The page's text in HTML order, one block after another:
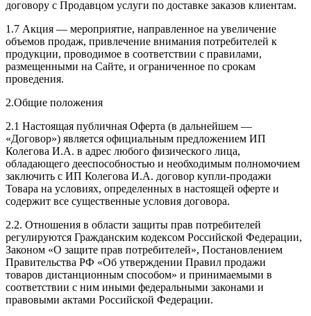
договору с Продавцом услуги по доставке заказов клиентам.
1.7 Акция — мероприятие, направленное на увеличение
объемов продаж, привлечение внимания потребителей к
продукции, проводимое в соответствии с правилами,
размещенными на Сайте, и ограниченное по срокам
проведения.
2.Общие положения
2.1 Настоящая публичная Оферта (в дальнейшем —
«Договор») является официальным предложением ИП
Колегова И.А. в адрес любого физического лица,
обладающего дееспособностью и необходимым полномочием
заключить с ИП Колегова И.А. договор купли-продажи
Товара на условиях, определенных в настоящей оферте и
содержит все существенные условия договора.
2.2. Отношения в области защиты прав потребителей
регулируются Гражданским кодексом Российской Федерации,
Законом «О защите прав потребителей», Постановлением
Правительства РФ «Об утверждении Правил продажи
товаров дистанционным способом» и принимаемыми в
соответствии с ним иными федеральными законами и
правовыми актами Российской Федерации.